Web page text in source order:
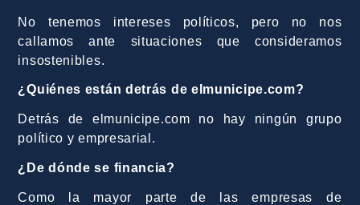
No tenemos intereses políticos, pero no nos
callamos ante situaciones que consideramos
insostenibles.
¿Quiénes están detrás de elmunicipe.com?
Detrás de elmunicipe.com no hay ningún grupo
político y empresarial.
¿De dónde se financia?
Como la mayor parte de las empresas de